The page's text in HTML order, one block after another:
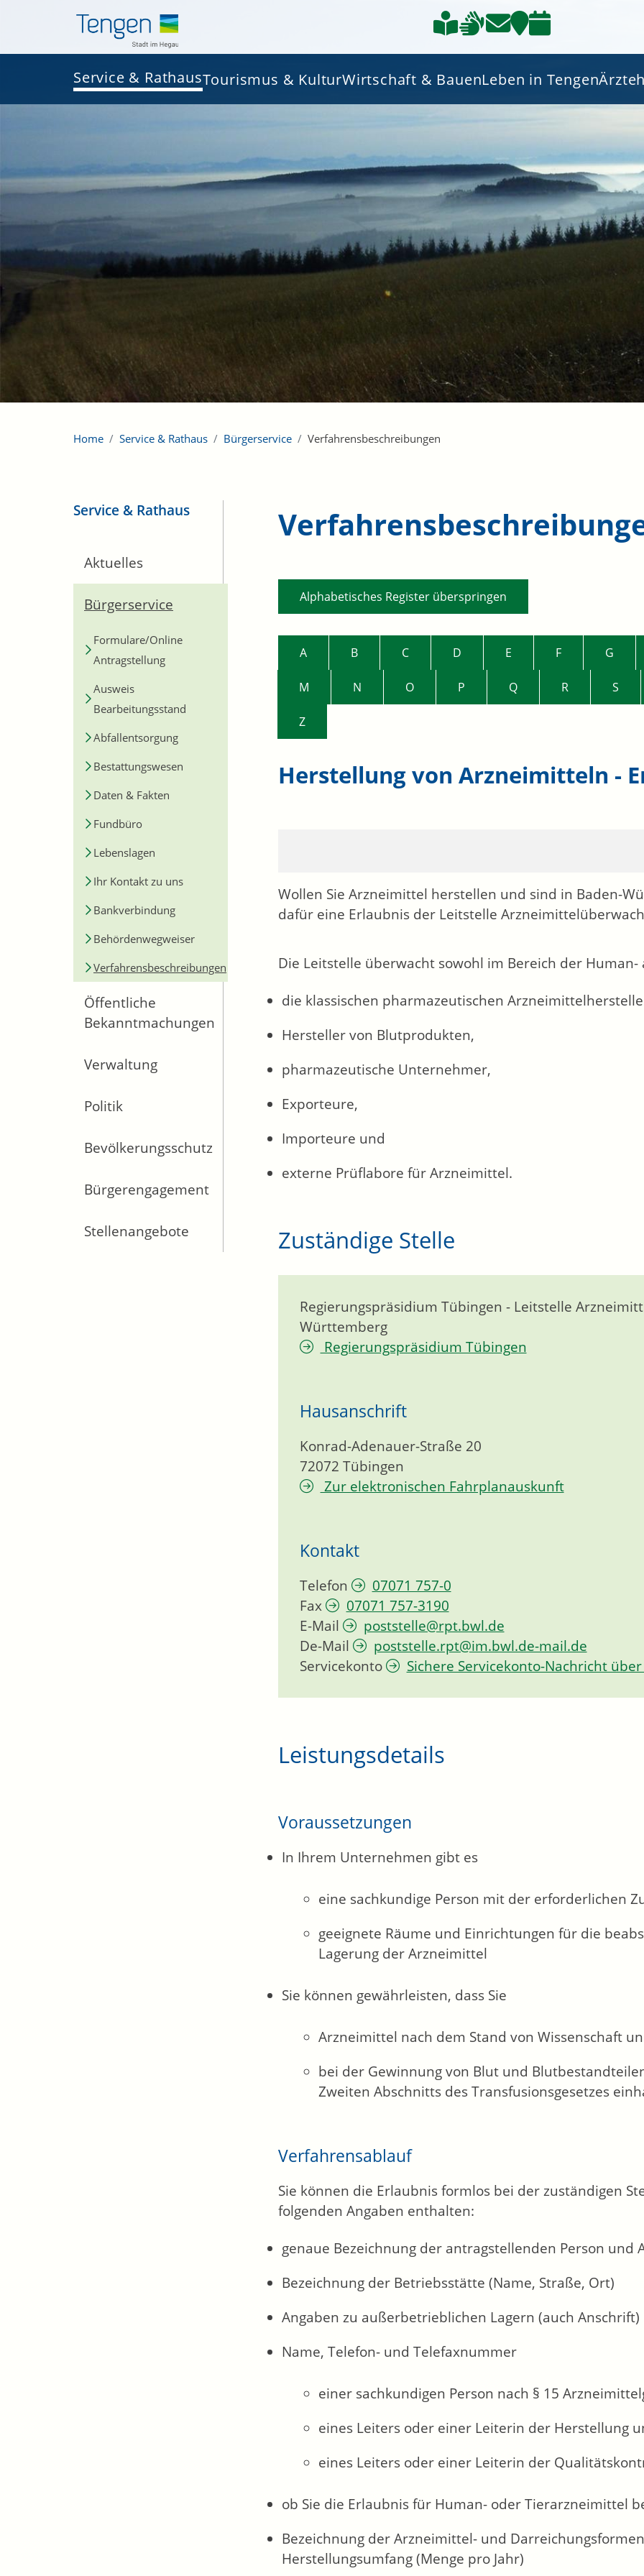
Service & RathausTourismus & KulturWirtschaft & BauenLeben in Tengen
Home Service & Rathaus Bürgerservice Verfahrensbeschreibungen
Service & Rathaus
Aktuelles
Bürgerservice
Formulare/Online
Antragstellung
Ausweis
Bearbeitungsstand
Abfallentsorgung
Bestattungswesen
Daten & Fakten
Fundbüro
Lebenslagen
Ihr Kontakt zu uns
Bankverbindung
Behördenwegweiser
Verfahrensbeschreibungen
Öffentliche
Bekanntmachungen
Verwaltung
Politik
Bevölkerungsschutz
Bürgerengagement
Stellenangebote
Alphabetisches Register überspringen
A B C D E F G
M N O P Q R S
Z
Herstellung von Arzneimitteln -
Wollen Sie Arzneimittel herstellen und sind in Baden-
dafür eine Erlaubnis der Leitstelle
Die Leitstelle überwacht sowohl im Bereich der
die klassischen pharmazeutischen
Hersteller von Blutprodukten,
pharmazeutische Unternehmer,
Exporteure,
Importeure und
externe Prüflabore für Arzneimittel.
Zuständige Stelle
Regierungspräsidium Tübingen - Leitstelle
Württemberg
Regierungspräsidium Tübingen
Hausanschrift
Konrad-Adenauer-Straße 20
72072 Tübingen
Zur elektronischen Fahrplanauskunft
Kontakt
Telefon
07071 757-0
Fax
07071 757-3190
E-Mail
poststelle@rpt.bwl.de
De-Mail
poststelle.rpt@im.bwl.de-mail.de
Servicekonto
Sichere Servicekonto-Nachricht
Leistungsdetails
Voraussetzungen
In Ihrem Unternehmen gibt es
eine sachkundige Person mit der erforderlichen
geeignete Räume und Einrichtungen für die
Lagerung der Arzneimittel
Sie können gewährleisten, dass Sie
Arzneimittel nach dem Stand von Wissenschaft
bei der Gewinnung von Blut und
Zweiten Abschnitts des Transfusionsgesetzes
Verfahrensablauf
Sie können die Erlaubnis formlos bei der zuständigen
folgenden Angaben enthalten:
genaue Bezeichnung der antragstellenden Person und
Bezeichnung der Betriebsstätte (Name, Straße, Ort)
Angaben zu außerbetrieblichen Lagern (auch Anschrift)
Name, Telefon- und Telefaxnummer
einer sachkundigen Person nach § 15
eines Leiters oder einer Leiterin der Herstellung
eines Leiters oder einer Leiterin der
ob Sie die Erlaubnis für Human- oder Tierarzneimittel
Bezeichnung der Arzneimittel- und
Herstellungsumfang (Menge pro Jahr)